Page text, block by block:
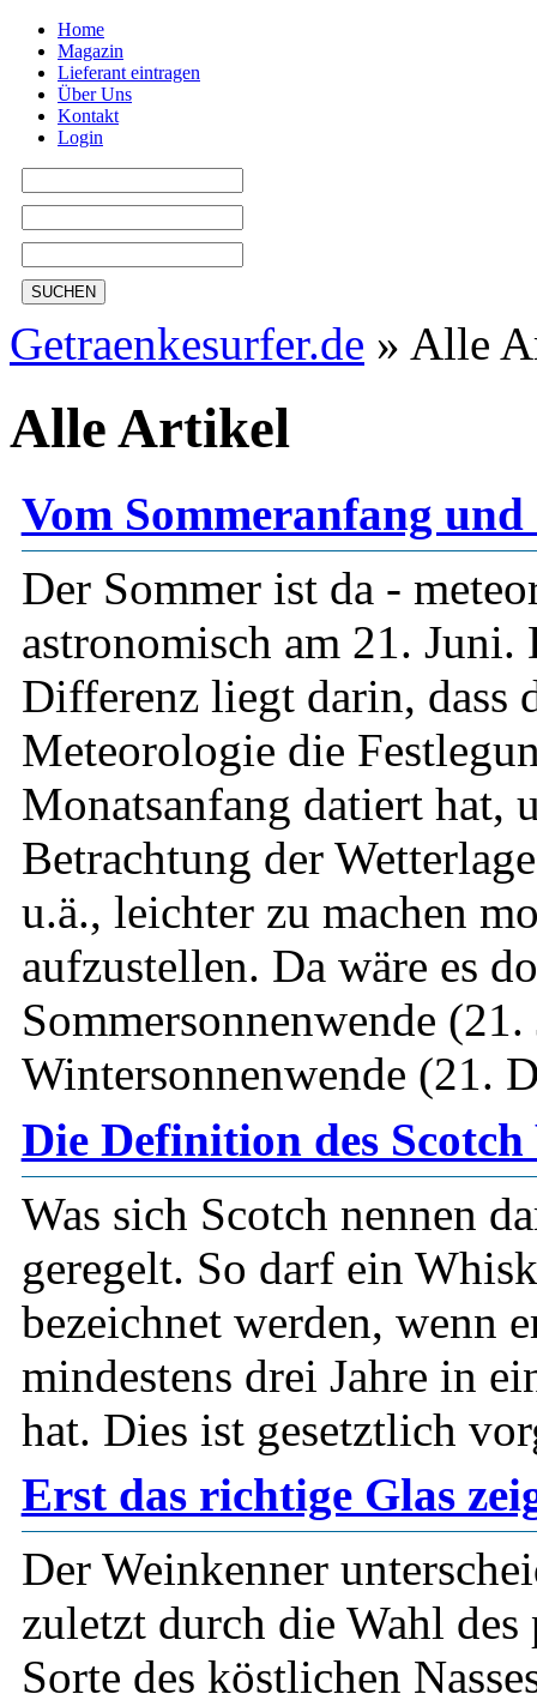
Home
Magazin
Lieferant eintragen
Über Uns
Kontakt
Login
SUCHEN
Getraenkesurfer.de » Alle
Alle Artikel
Vom Sommeranfang
Der Sommer ist da -
astronomisch am 21. Juni.
Differenz liegt darin, dass
Meteorologie die
Monatsanfang datiert hat,
Betrachtung der
u.ä., leichter zu machen
aufzustellen. Da wäre es
Sommersonnenwende
Wintersonnenwende (21.
Die Definition des
Was sich Scotch nennen
geregelt. So darf ein
bezeichnet werden, wenn
mindestens drei Jahre in
hat. Dies ist gesetztlich
Erst das richtige Glas
Der Weinkenner
zuletzt durch die Wahl des
Sorte des köstlichen